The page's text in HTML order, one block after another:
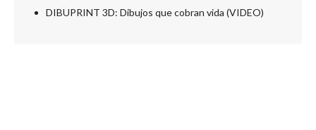
DIBUPRINT 3D: Dibujos que cobran vida (VIDEO)